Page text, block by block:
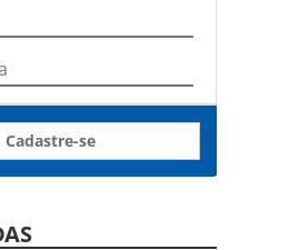
Cadastre-se